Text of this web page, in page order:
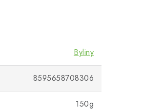
Byliny
8595658708306
150g